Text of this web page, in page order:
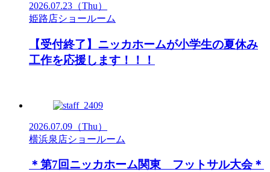
2026.07.23 （Thu）
姫路店ショールーム
【受付終了】ニッカホームが小学生の夏休み
工作を応援します！！！
2026.07.09 （Thu）
横浜泉店ショールーム
＊第7回ニッカホーム関東 フットサル大会＊